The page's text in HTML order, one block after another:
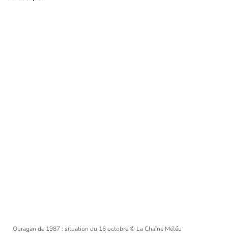
Ouragan de 1987 : situation du 16 octobre© La Chaîne Météo